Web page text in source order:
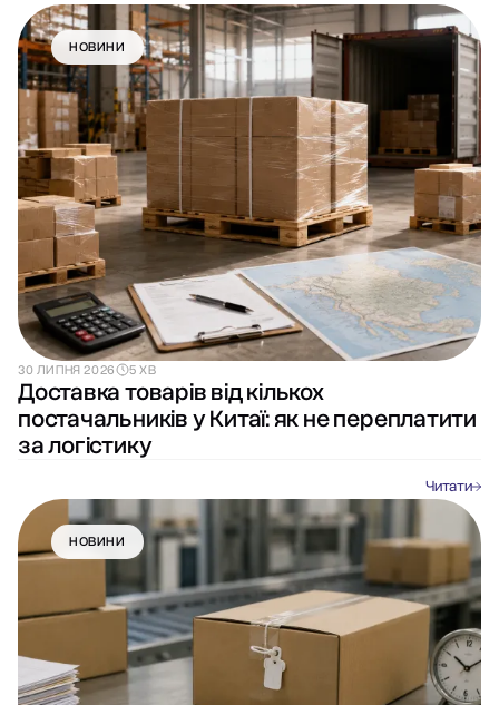
НОВИНИ
30 ЛИПНЯ 2026 5 ХВ
Доставка товарів від кількох
постачальників у Китаї: як не переплатити
за логістику
Читати
НОВИНИ